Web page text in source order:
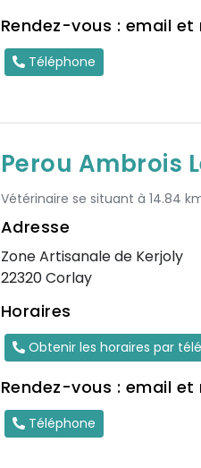
Rendez-vous : email et
Téléphone
Perou Ambrois
Vétérinaire se situant à 14.84
Adresse
Zone Artisanale de Kerjoly
22320 Corlay
Horaires
Obtenir les horaires par
Rendez-vous : email et
Téléphone